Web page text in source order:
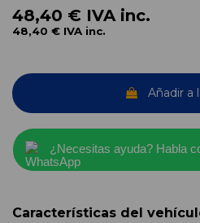
48,40 € IVA inc.
48,40 € IVA inc.
Añadir a
¿Necesitas ayuda? Habla
Características del